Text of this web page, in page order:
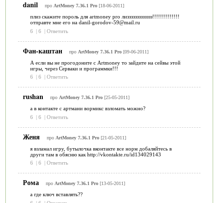
danil про ArtMoney 7.36.1 Pro[18-06-2011]
плиз скажите пороль для artmoney pro лиззззззззззззз!!!!!!!!!!!!!!
отправте мне его на danil-gorodov-59@mail.ru
6
| 6 | Ответить
Фан-каштан про ArtMoney 7.36.1 Pro[09-06-2011]
А если вы не прогодоните с Artmoney то зайдите на сейвы этой
игры, через Серваки и программки!!!
6
| 6 | Ответить
rushan про ArtMoney 7.36.1 Pro[25-05-2011]
а в контакте с артмани вормикс взломать можно?
6
| 6 | Ответить
Женя про ArtMoney 7.36.1 Pro[21-05-2011]
я взламал игру, бутылочка вконтакте все норм добаляйтесь в
други там в обясню как http://vkontakte.ru/id134029143
6
| 6 | Ответить
Рома про ArtMoney 7.36.1 Pro[13-05-2011]
а где ключ вставлять??